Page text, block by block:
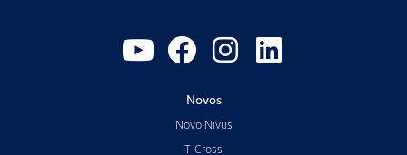
Novos
Novo Nivus
T-Cross